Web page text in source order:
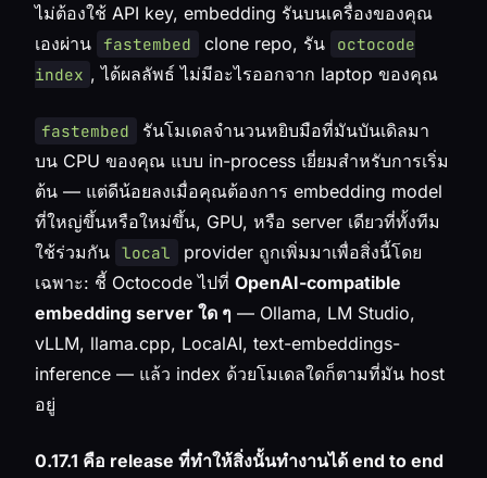
ไม่ต้องใช้ API key, embedding รันบนเครื่องของคุณ
เองผ่าน fastembed clone repo, รัน
octocode
index , ได้ผลลัพธ์ ไม่มีอะไรออกจาก laptop ของคุณ
fastembed
รันโมเดลจำนวนหยิบมือที่มันบันเดิลมา
บน CPU ของคุณ แบบ in-process เยี่ยมสำหรับการเริ่ม
ต้น — แต่ดีน้อยลงเมื่อคุณต้องการ embedding model
ที่ใหญ่ขึ้นหรือใหม่ขึ้น, GPU, หรือ server เดียวที่ทั้งทีม
ใช้ร่วมกัน local
provider ถูกเพิ่มมาเพื่อสิ่งนี้โดย
เฉพาะ: ชี้ Octocode ไปที่ OpenAI-compatible
embedding server ใด ๆ — Ollama, LM Studio,
vLLM, llama.cpp, LocalAI, text-embeddings-
inference — แล้ว index ด้วยโมเดลใดก็ตามที่มัน host
อยู่
0.17.1 คือ release ที่ทำให้สิ่งนั้นทำงานได้ end to end